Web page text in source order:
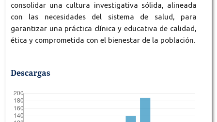
consolidar una cultura investigativa sólida, alineada
con las necesidades del sistema de salud, para
garantizar una práctica clínica y educativa de calidad,
ética y comprometida con el bienestar de la población.
Descargas